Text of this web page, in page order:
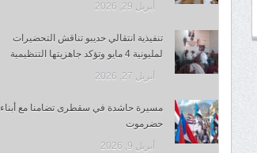
أبريل 29, 2026
تنفيذية انتقالي حديبو تناقش التحضيرات
لمليونية 4 مايو وتؤكد جاهزيتها التنظيمية
أبريل 27, 2026
مسيرة حاشدة في سقطرى تضامنا مع أبناء
حضرموت
أبريل 9, 2026